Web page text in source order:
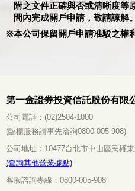
附之文件正確與否或清晰度等
間內完成開戶申請，敬請諒解。
本公司保留開戶申請准駁之權利
第一金證券投資信託股份有
公司電話：(02)2504-1000
(臨櫃服務請事先洽詢0800-005-908)
公司地址：10477台北市中山區民權
(查詢其他營業據點)
客服諮詢專線：0800-005-908